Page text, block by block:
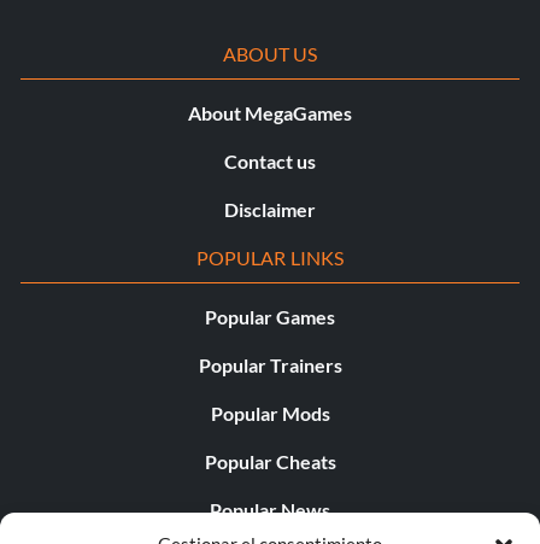
ABOUT US
About MegaGames
Contact us
Disclaimer
POPULAR LINKS
Popular Games
Popular Trainers
Popular Mods
Popular Cheats
Popular News